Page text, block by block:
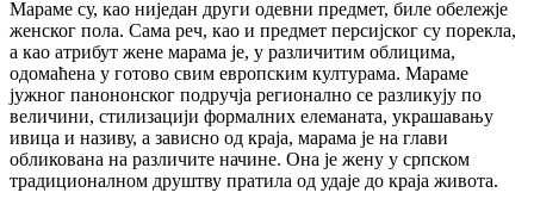
Мараме су, као ниједан други одевни предмет, биле обележје
женског пола. Сама реч, као и предмет персијског су порекла,
а као атрибут жене марама је, у различитим облицима,
одомаћена у готово свим европским културама. Мараме
јужног панононског подручја регионално се разликују по
величини, стилизацији формалних елеманата, украшавању
ивица и називу, а зависно од краја, марама је на глави
обликована на различите начине. Она је жену у српском
традиционалном друштву пратила од удаје до краја живота.